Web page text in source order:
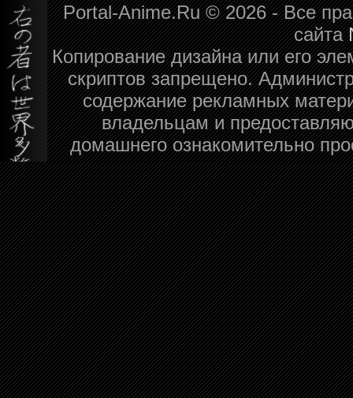
Portal-Anime.Ru © 2026 - Все
сайта
Копирование дизайна или его
скриптов запрещено.
содержание рекламных
владельцам и
домашнего ознакомительно